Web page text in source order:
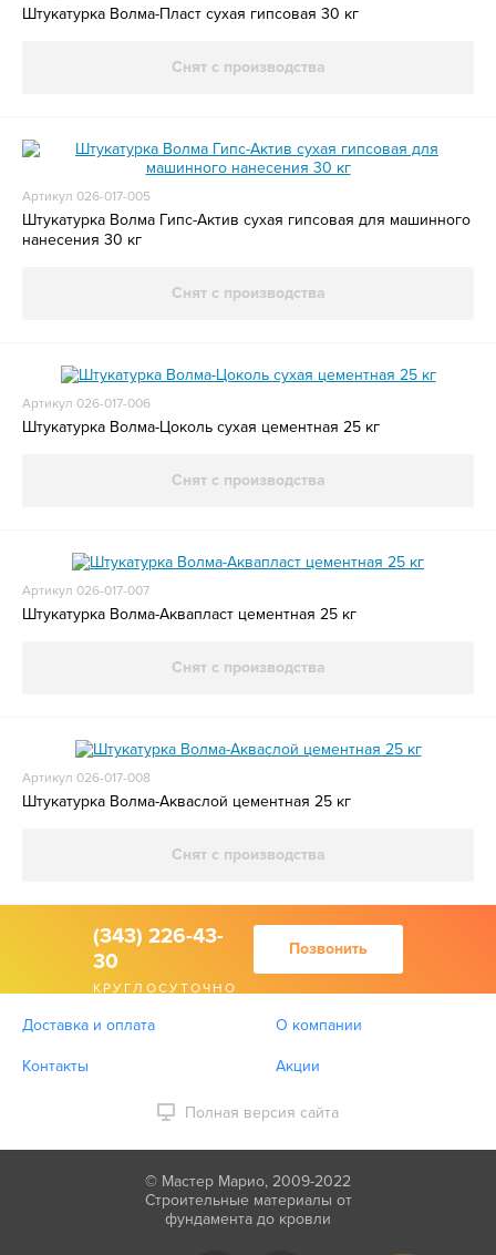
Штукатурка Волма-Пласт сухая гипсовая 30 кг
Снят с производства
Артикул 026-017-005
Штукатурка Волма Гипс-Актив сухая гипсовая для машинного
нанесения 30 кг
Снят с производства
Артикул 026-017-006
Штукатурка Волма-Цоколь сухая цементная 25 кг
Снят с производства
Артикул 026-017-007
Штукатурка Волма-Аквапласт цементная 25 кг
Снят с производства
Артикул 026-017-008
Штукатурка Волма-Акваслой цементная 25 кг
Снят с производства
(343) 226-43-
30
КРУГЛОСУТОЧНО
Позвонить
Доставка и оплата О компании
Контакты Акции
Полная версия сайта
© Мастер Марио, 2009-2022
Строительные материалы от
фундамента до кровли